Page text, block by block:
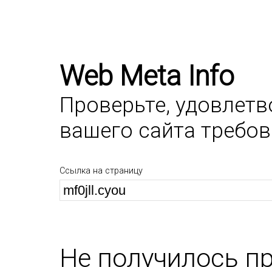
Web Meta Info
Проверьте,
вашего сайта
Ссылка на страницу
Не получилось